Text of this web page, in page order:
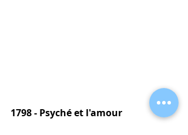
1798 - Psyché et l'amour